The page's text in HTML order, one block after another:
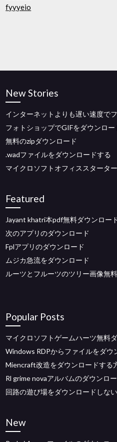
fyyyeio
New Stories
インターネットよりも遅い速度で
フォトショップでGIFをダウンロ
無料のzipダウンロード
.wadファイルをダウンロードする
マイクロソフトオフィススタータ
Featured
Jayant khatri本pdf無料ダウンロー
次のアプリのダウンロード
Fplアプリのダウンロード
ムジカ急流をダウンロード
ルーツとフルーツのツリー画像無
Popular Posts
マイクロソフトゲームハーツ無料
Windows RDPからファイルをダ
Miencraft改造をダウンロードする
Rl grime novaアルバムのダウンロ
回路の遊び場をダウンロードしな
New